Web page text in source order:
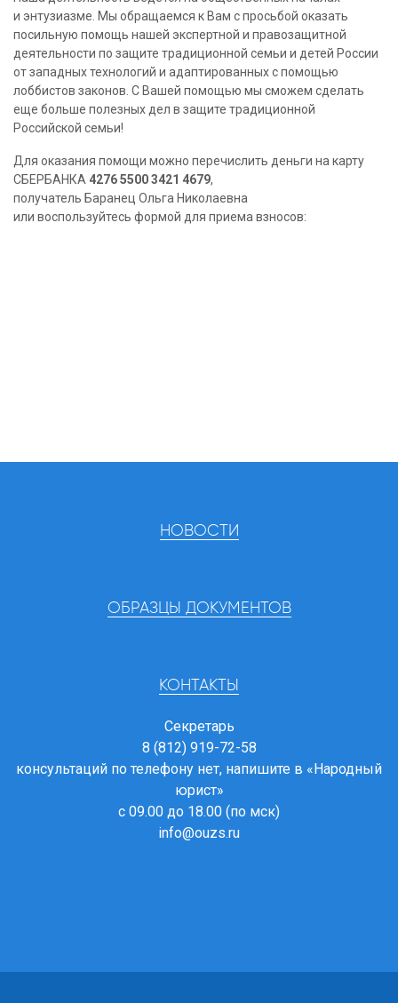
и энтузиазме. Мы обращаемся к Вам с просьбой оказать
посильную помощь нашей экспертной и правозащитной
деятельности по защите традиционной семьи и детей России
от западных технологий и адаптированных с помощью
лоббистов законов. С Вашей помощью мы сможем сделать
еще больше полезных дел в защите традиционной
Российской семьи!
Для оказания помощи можно перечислить деньги на карту
СБЕРБАНКА 4276 5500 3421 4679,
получатель Баранец Ольга Николаевна
или воспользуйтесь формой для приема взносов:
НОВОСТИ
ОБРАЗЦЫ ДОКУМЕНТОВ
КОНТАКТЫ
Секретарь
8 (812) 919-72-58
консультаций по телефону нет, напишите в «Народный
юрист»
с 09.00 до 18.00 (по мск)
info@ouzs.ru